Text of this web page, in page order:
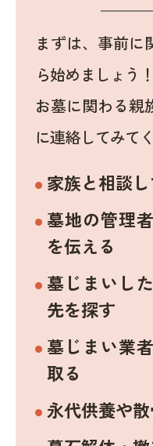
まずは、事前に
ら始めましょう！
お墓に関わる親
に連絡してみて
家族と相談
墓地の管理
を伝える
墓じまいし
先を探す
墓じまい業
取る
永代供養や